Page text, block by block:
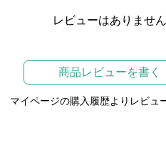
レビューはありません
商品レビューを書く
マイページの購入履歴よりレビュ